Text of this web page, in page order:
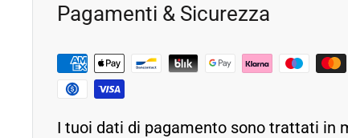
Pagamenti & Sicurezza
I tuoi dati di pagamento sono trattati in